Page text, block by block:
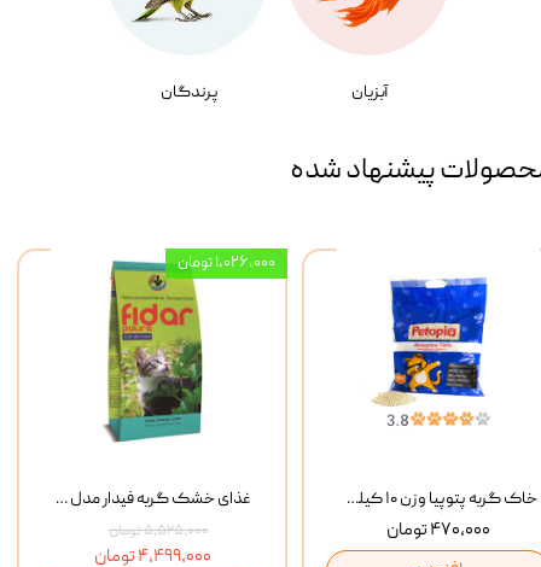
آبزیان پرندگان
پیشنهاد شده
غذای خشک گربه فیدار مدل Adult وزن 10 کیلوگرم
۵,۵۲۵,۰۰۰ تومان
۴,۴۹۹,۰۰۰ تومان
۱,۰۲۶,۰۰۰ تومان
خاک گربه پتوپیا وزن ۱۰ کیلوگرم
۴۷۰,۰۰۰ تومان